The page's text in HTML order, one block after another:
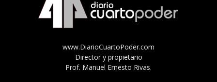
www.DiarioCuartoPoder.com
Director y propietario
Prof. Manuel Ernesto Rivas.